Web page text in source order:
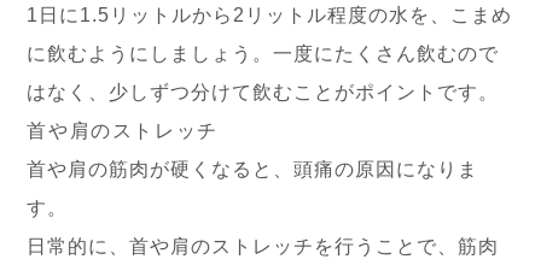
1日に1.5リットルから2リットル程度の水を、こまめ
に飲むようにしましょう。一度にたくさん飲むので
はなく、少しずつ分けて飲むことがポイントです。
首や肩のストレッチ
首や肩の筋肉が硬くなると、頭痛の原因になりま
す。
日常的に、首や肩のストレッチを行うことで、筋肉